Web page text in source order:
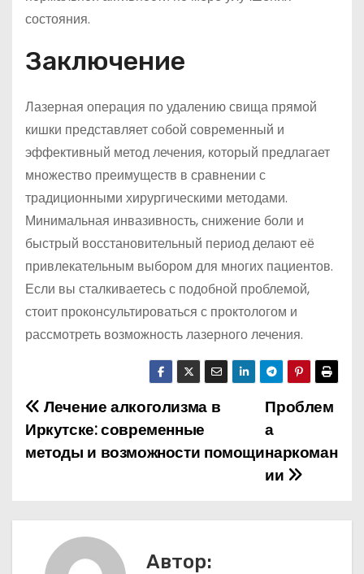
состояния.
Заключение
Лазерная операция по удалению свища прямой
кишки представляет собой современный и
эффективный метод лечения, который предлагает
множество преимуществ в сравнении с
традиционными хирургическими методами.
Минимальная инвазивность, снижение боли и
быстрый восстановительный период делают её
привлекательным выбором для многих пациентов.
Если вы сталкиваетесь с подобной проблемой,
стоит проконсультироваться с проктологом и
рассмотреть возможность лазерного лечения.
Н
а
и
Проблем
а
наркоман
ии
Лечение алкоголизма в
Иркутске: современные
методы и возможности помощи
Автор: